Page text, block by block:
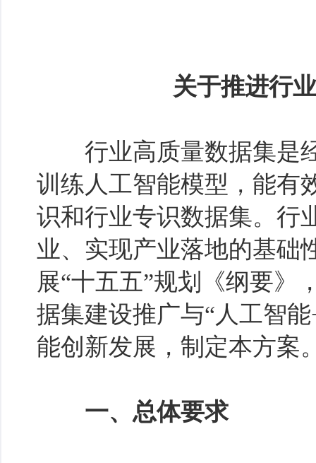
关于推进行
行业高质量数据集是经
训练人工智能模型，能有
识和行业专识数据集。行
业、实现产业落地的基础
展“十五五”规划《纲要》
据集建设推广与“人工智
能创新发展，制定本方案
一、总体要求